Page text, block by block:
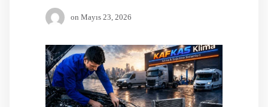
on Mayıs 23, 2026